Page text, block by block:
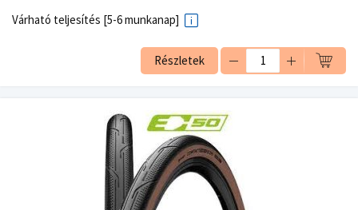
Várható teljesítés [5-6 munkanap]
Részletek